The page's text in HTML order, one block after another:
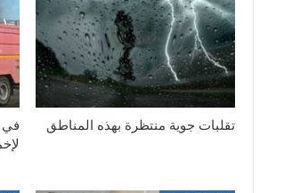
تقلبات جوية منتظرة بهذه المناطق
في